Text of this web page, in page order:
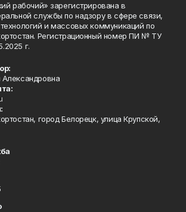
рабочий» зарегистрирована в
службы по надзору в сфере связи,
и массовых коммуникаций по
Регистрационный номер ПИ № ТУ
г.
город Белорецк, улица Крупской,